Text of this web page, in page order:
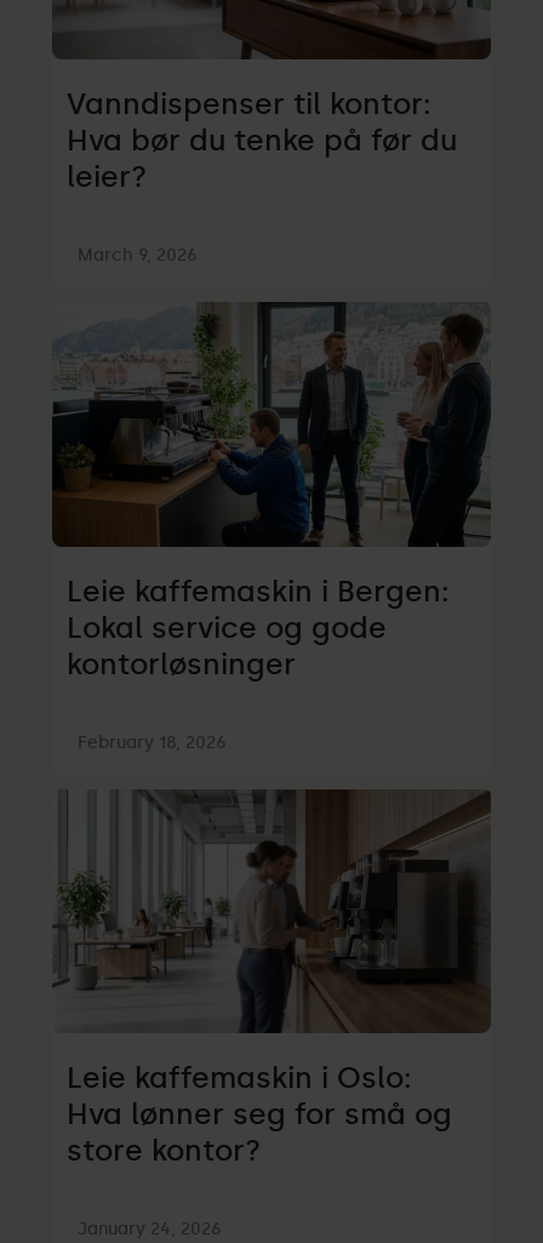
Vanndispenser til kontor:
Hva bør du tenke på før du
leier?
March 9, 2026
Leie kaffemaskin i Bergen:
Lokal service og gode
kontorløsninger
February 18, 2026
Leie kaffemaskin i Oslo:
Hva lønner seg for små og
store kontor?
January 24, 2026